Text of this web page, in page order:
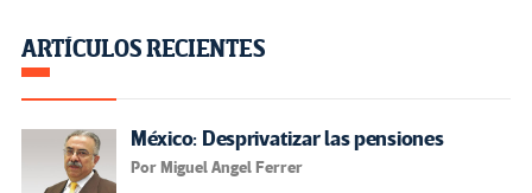
ARTÍCULOS RECIENTES
México: Desprivatizar las pensiones
Por Miguel Angel Ferrer